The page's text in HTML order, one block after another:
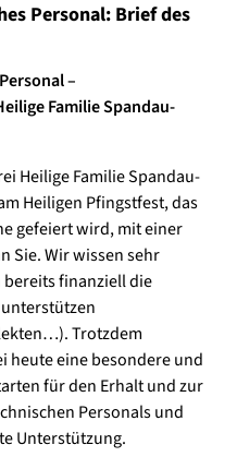
Personal: Brief des
–
Familie Spandau-
Heilige Familie Spandau-
Heiligen Pfingstfest, das
gefeiert wird, mit einer
Sie. Wir wissen sehr
bereits finanziell die
Trotzdem
heute eine besondere und
für den Erhalt und zur
Personals und
Unterstützung.